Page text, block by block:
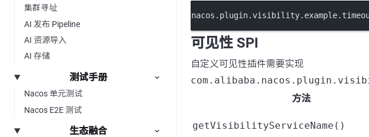
集群寻址
AI 发布 Pipeline
AI 资源导入
AI 存储
测试手册
Nacos 单元测试
Nacos E2E 测试
生态融合
可见性 SPI
自定义可见性插件需要实现
方法
getVisibilityServiceName()